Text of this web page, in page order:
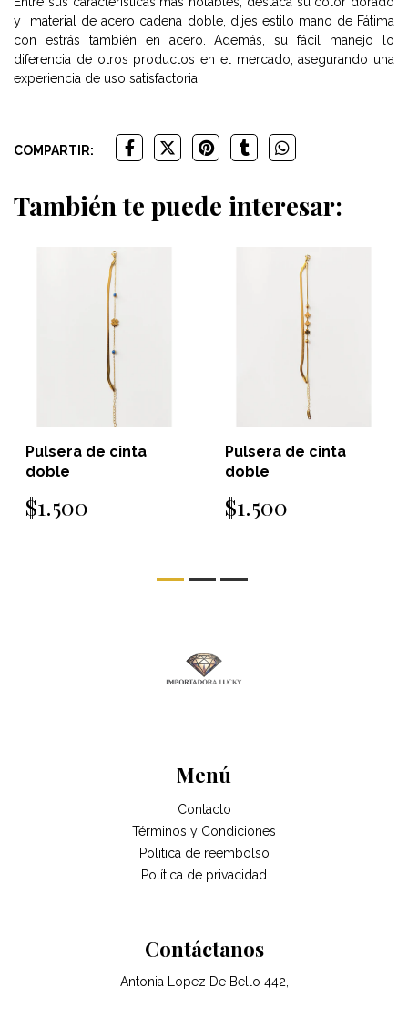
y material de acero cadena doble, dijes estilo mano de Fátima
con estrás también en acero. Además, su fácil manejo lo
diferencia de otros productos en el mercado, asegurando una
experiencia de uso satisfactoria.
COMPARTIR:
También te puede interesar:
Pulsera de cinta
doble
$1.500
Pulsera de cinta
doble
$1.500
Menú
Contacto
Términos y Condiciones
Politica de reembolso
Política de privacidad
Contáctanos
Antonia Lopez De Bello 442,